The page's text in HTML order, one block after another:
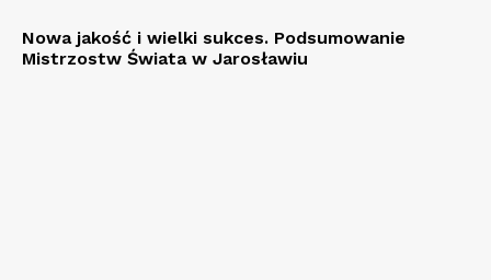
Nowa jakość i wielki sukces. Podsumowanie
Mistrzostw Świata w Jarosławiu